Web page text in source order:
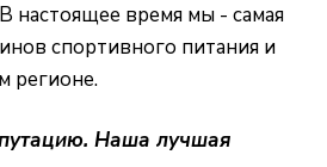
настоящее время мы - самая
спортивного питания и
регионе.
Наша лучшая